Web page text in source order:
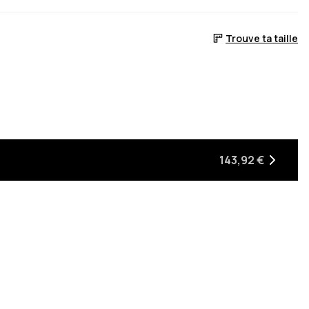
Trouve ta taille
retour en stock
143,92 €